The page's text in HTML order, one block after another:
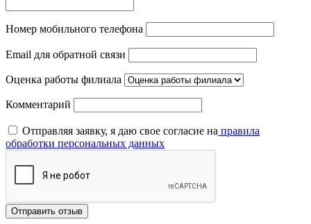
Номер мобильного телефона
Email для обратной связи
Оценка работы филиала
Комментарий
Отправляя заявку, я даю свое согласие на правила
обработки персональных данных
Отправить отзыв